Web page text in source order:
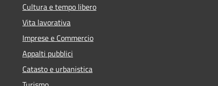
Cultura e tempo libero
Vita lavorativa
Imprese e Commercio
Appalti pubblici
Catasto e urbanistica